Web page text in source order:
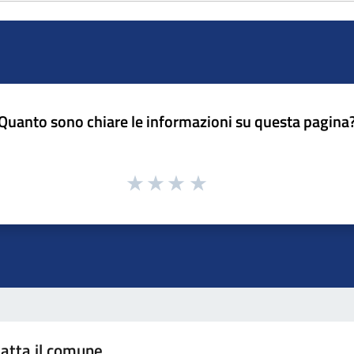
sono chiare le informazioni su questa